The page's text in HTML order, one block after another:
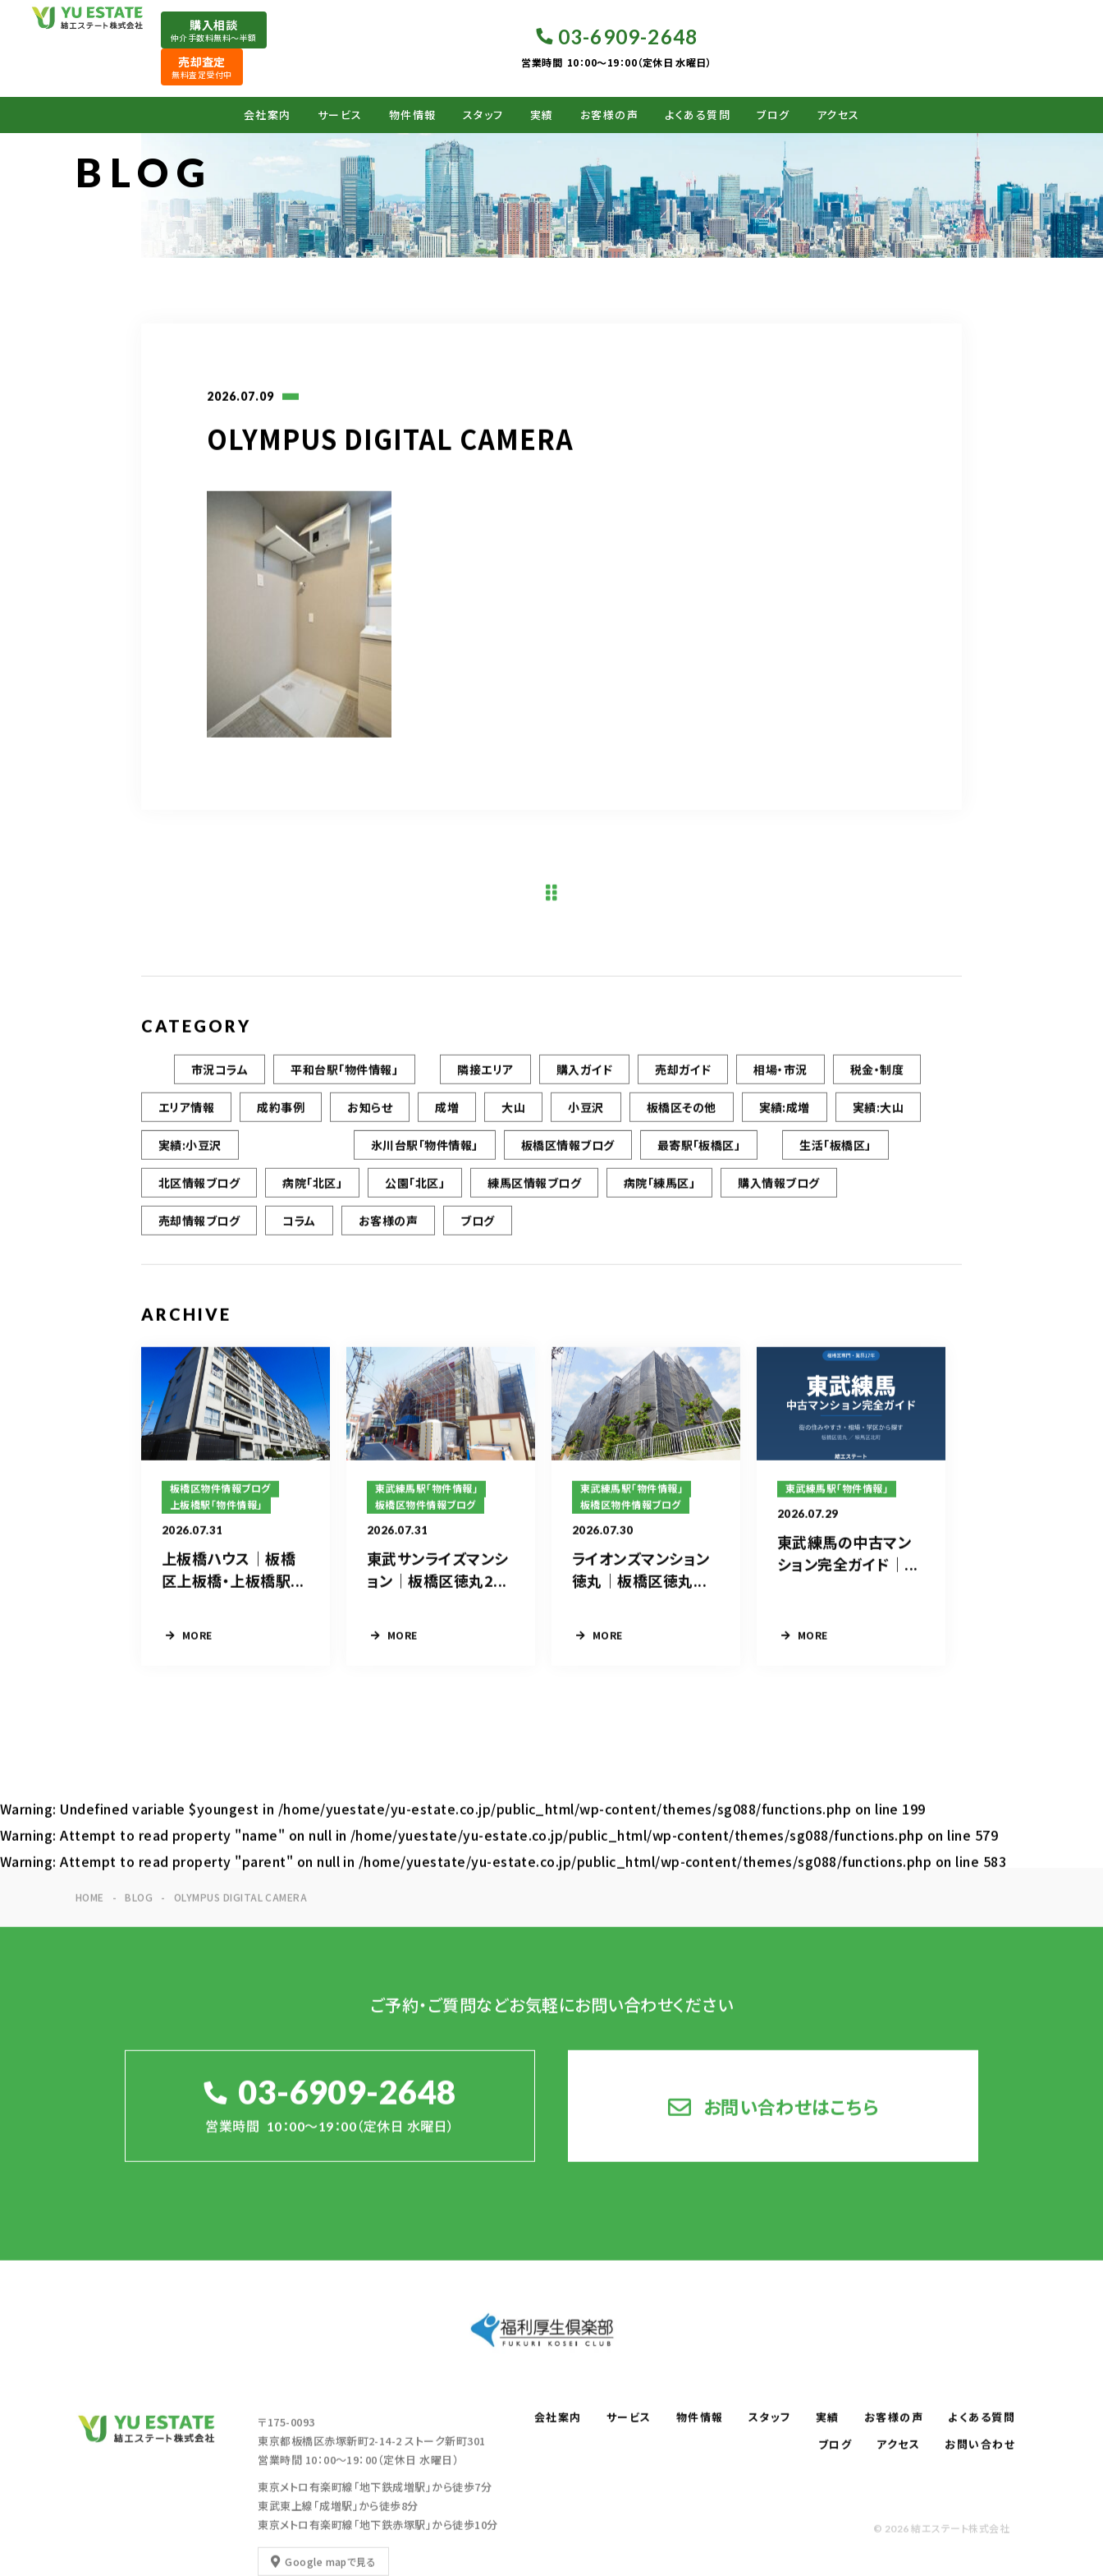
購入相談
仲介手数料無料〜半額
売却査定
無料査定受付中
03-6909-2648
営業時間 10：00～19：00（定休日 水曜日）
会社案内 サービス 物件情報 スタッフ 実績 お客様の声 よくある質問 ブログ アクセス
BLOG
2026.07.09
OLYMPUS DIGITAL CAMERA
CATEGORY
市況コラム 平和台駅「物件情報」 隣接エリア 購入ガイド 売却ガイド 相場・市況 税金・制度
エリア情報 成約事例 お知らせ 成増 大山 小豆沢 板橋区その他 実績:成増 実績:大山
実績:小豆沢 氷川台駅「物件情報」 板橋区情報ブログ 最寄駅「板橋区」 生活「板橋区」
北区情報ブログ 病院「北区」 公園「北区」 練馬区情報ブログ 病院「練馬区」 購入情報ブログ
売却情報ブログ コラム お客様の声 ブログ
ARCHIVE
板橋区物件情報ブログ
上板橋駅「物件情報」
2026.07.31
上板橋ハウス｜板橋
区上板橋・上板橋駅...
MORE
東武練馬駅「物件情報」
板橋区物件情報ブログ
2026.07.31
東武サンライズマンシ
ョン｜板橋区徳丸2...
MORE
東武練馬駅「物件情報」
板橋区物件情報ブログ
2026.07.30
ライオンズマンション
徳丸｜板橋区徳丸...
MORE
東武練馬駅「物件情報」
2026.07.29
東武練馬の中古マン
ション完全ガイド｜...
MORE
Warning: Undefined variable $youngest in /home/yuestate/yu-estate.co.jp/public_html/wp-content/themes/sg088/functions.php on line 199
Warning: Attempt to read property "name" on null in /home/yuestate/yu-estate.co.jp/public_html/wp-content/themes/sg088/functions.php on line 579
Warning: Attempt to read property "parent" on null in /home/yuestate/yu-estate.co.jp/public_html/wp-content/themes/sg088/functions.php on line 583
HOME BLOG OLYMPUS DIGITAL CAMERA
ご予約・ご質問などお気軽にお問い合わせください
03-6909-2648
営業時間 10：00～19：00（定休日 水曜日）
お問い合わせはこちら
〒175-0093
東京都板橋区赤塚新町2-14-2 ストーク新町301
営業時間 10：00～19：00（定休日 水曜日）
東京メトロ有楽町線「地下鉄成増駅」から徒歩7分
東武東上線「成増駅」から徒歩8分
東京メトロ有楽町線「地下鉄赤塚駅」から徒歩10分
Google mapで見る
会社案内 サービス 物件情報 スタッフ 実績 お客様の声 よくある質問
ブログ アクセス お問い合わせ
© 2026 結エステート株式会社